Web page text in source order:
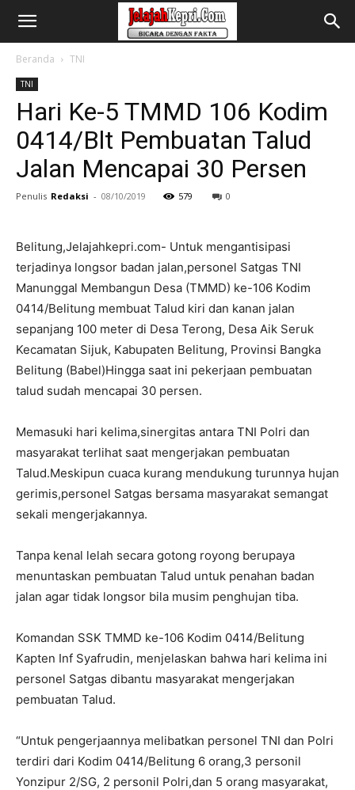
Beranda TNI
TNI
Hari Ke-5 TMMD 106 Kodim
0414/Blt Pembuatan Talud
Jalan Mencapai 30 Persen
Penulis Redaksi - 08/10/2019 579 0
Belitung,Jelajahkepri.com- Untuk mengantisipasi
terjadinya longsor badan jalan,personel Satgas TNI
Manunggal Membangun Desa (TMMD) ke-106 Kodim
0414/Belitung membuat Talud kiri dan kanan jalan
sepanjang 100 meter di Desa Terong, Desa Aik Seruk
Kecamatan Sijuk, Kabupaten Belitung, Provinsi Bangka
Belitung (Babel)Hingga saat ini pekerjaan pembuatan
talud sudah mencapai 30 persen.
Memasuki hari kelima,sinergitas antara TNI Polri dan
masyarakat terlihat saat mengerjakan pembuatan
Talud.Meskipun cuaca kurang mendukung turunnya hujan
gerimis,personel Satgas bersama masyarakat semangat
sekali mengerjakannya.
Tanpa kenal lelah secara gotong royong berupaya
menuntaskan pembuatan Talud untuk penahan badan
jalan agar tidak longsor bila musim penghujan tiba.
Komandan SSK TMMD ke-106 Kodim 0414/Belitung
Kapten Inf Syafrudin, menjelaskan bahwa hari kelima ini
personel Satgas dibantu masyarakat mengerjakan
pembuatan Talud.
“Untuk pengerjaannya melibatkan personel TNI dan Polri
terdiri dari Kodim 0414/Belitung 6 orang,3 personil
Yonzipur 2/SG, 2 personil Polri,dan 5 orang masyarakat,